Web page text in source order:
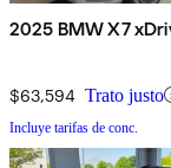
2025 BMW X7
$63,594 Trato justo
Incluye tarifas de conc.